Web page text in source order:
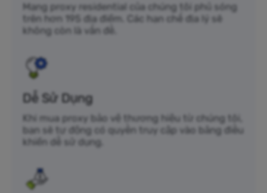
Mạng proxy residential của chúng tôi phủ sóng
trên hơn 195 địa điểm. Các hạn chế địa lý sẽ
không còn là vấn đề.
Dễ Sử Dụng
Khi mua proxy bảo vệ thương hiệu từ chúng tôi,
bạn sẽ tự động có quyền truy cập vào bảng điều
khiển dễ sử dụng.